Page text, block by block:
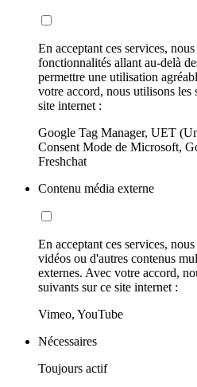
En acceptant ces services,
fonctionnalités allant au-delà
permettre une utilisation
votre accord, nous utilisons les
site internet :
Google Tag Manager, UET
Consent Mode de Microsoft,
Freshchat
Contenu média externe
En acceptant ces services,
vidéos ou d'autres contenus
externes. Avec votre accord,
suivants sur ce site internet :
Vimeo, YouTube
Nécessaires
Toujours actif